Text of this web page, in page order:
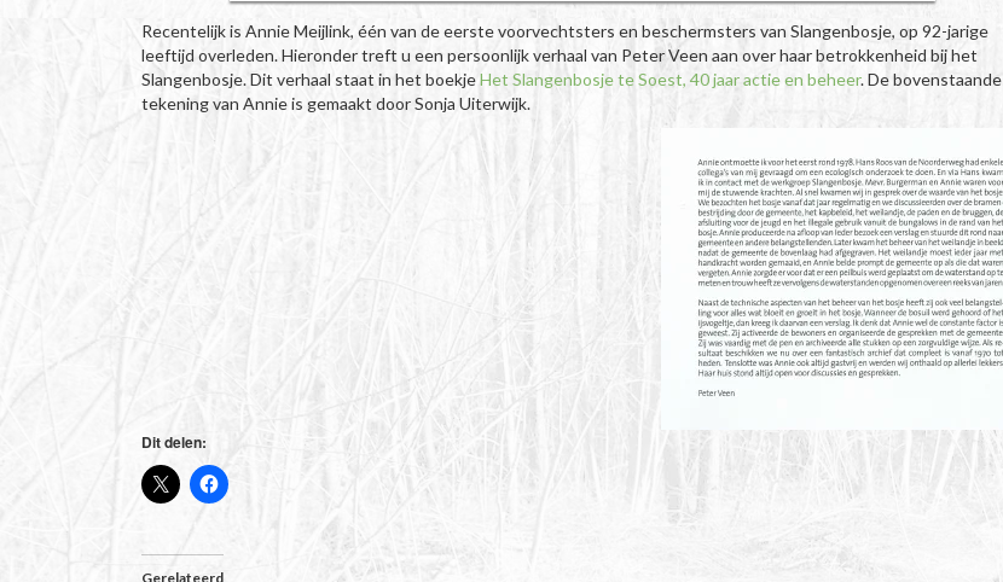
Recentelijk is Annie Meijlink, één van de eerste voorvechtsters en beschermsters van Slangenbosje, op 92-jarige
leeftijd overleden. Hieronder treft u een persoonlijk verhaal van Peter Veen aan over haar betrokkenheid bij het
Slangenbosje. Dit verhaal staat in het boekjeHet Slangenbosje te Soest, 40 jaar actie en beheer. De bovenstaande
tekening van Annie is gemaakt door Sonja Uiterwijk.
Dit delen:
Gerelateerd